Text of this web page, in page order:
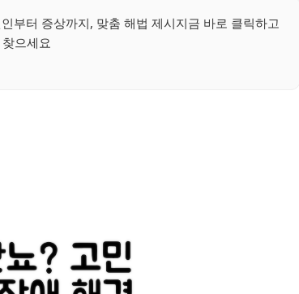
부터 증상까지, 맞춤 해법 제시지금 바로 클릭하고
으세요